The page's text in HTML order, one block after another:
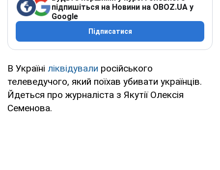
підпишіться на Новини на OBOZ.UA у
Google
Підписатися
В Україні ліквідували російського
телеведучого, який поїхав убивати українців.
Йдеться про журналіста з Якутії Олексія
Семенова.